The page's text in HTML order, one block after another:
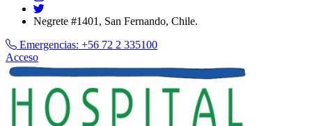
Negrete #1401, San Fernando, Chile.
Emergencias: +56 72 2 335100
Acceso